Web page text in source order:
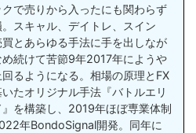
で売りから入ったにも関わらず
スキャル、デイトレ、スイン
とあらゆる手法に手を出しなが
め続けて苦節9年2017年にようや
回るようになる。相場の原理とFX
たオリジナル手法『バトルエリ
』を構築し、2019年ほぼ専業体制
年BondoSignal開発。同年に